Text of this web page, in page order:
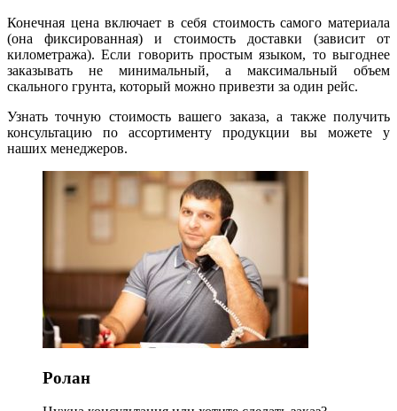
Конечная цена включает в себя стоимость самого материала
(она фиксированная) и стоимость доставки (зависит от
километража). Если говорить простым языком, то выгоднее
заказывать не минимальный, а максимальный объем
скального грунта, который можно привезти за один рейс.
Узнать точную стоимость вашего заказа, а также получить
консультацию по ассортименту продукции вы можете у
наших менеджеров.
Ролан